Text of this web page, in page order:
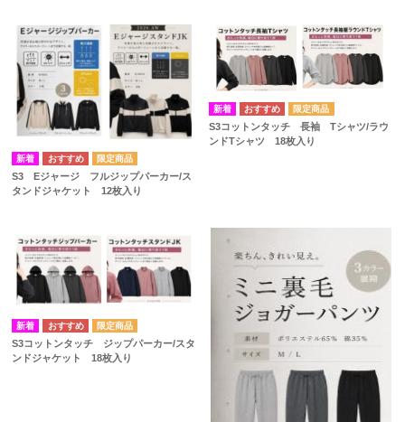
S3 Eジャージ フルジップパーカー/ス
タンドジャケット 12枚入り
S3コットンタッチ 長袖 Tシャツ/ラウ
ンドTシャツ 18枚入り
S3コットンタッチ ジップパーカー/スタ
ンドジャケット 18枚入り